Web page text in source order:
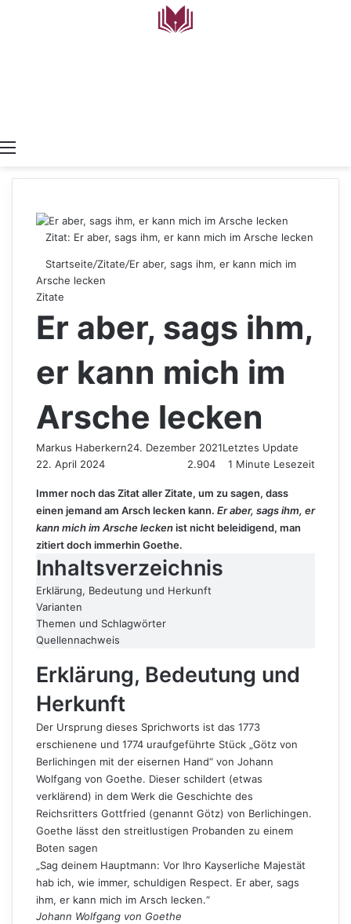
Menü
Zitat: Er aber, sags ihm, er kann mich im Arsche lecken
Startseite/Zitate/Er aber, sags ihm, er kann mich im
Arsche lecken
Zitate
Er aber, sags ihm,
er kann mich im
Arsche lecken
Markus Haberkern24. Dezember 2021Letztes Update
22. April 2024
2.904 1 Minute Lesezeit
Immer noch das Zitat aller Zitate, um zu sagen, dass
einen jemand am Arsch lecken kann. Er aber, sags ihm, er
kann mich im Arsche leckenist nicht beleidigend, man
zitiert doch immerhin Goethe.
Inhaltsverzeichnis
Erklärung, Bedeutung und Herkunft
Varianten
Themen und Schlagwörter
Quellennachweis
Erklärung, Bedeutung und
Herkunft
Der Ursprung dieses Sprichworts ist das 1773
erschienene und 1774 uraufgeführte Stück „Götz von
Berlichingen mit der eisernen Hand“ von Johann
Wolfgang von Goethe. Dieser schildert (etwas
verklärend) in dem Werk die Geschichte des
Reichsritters Gottfried (genannt Götz) von Berlichingen.
Goethe lässt den streitlustigen Probanden zu einem
Boten sagen
„Sag deinem Hauptmann: Vor Ihro Kayserliche Majestät
hab ich, wie immer, schuldigen Respect. Er aber, sags
ihm, er kann mich im Arsch lecken.“
Johann Wolfgang von Goethe